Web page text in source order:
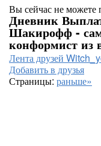
Вы сейчас не можете
Дневник
Шакирофф -
конформист из
Лента друзей
Добавить в друзья
Страницы: раньше»